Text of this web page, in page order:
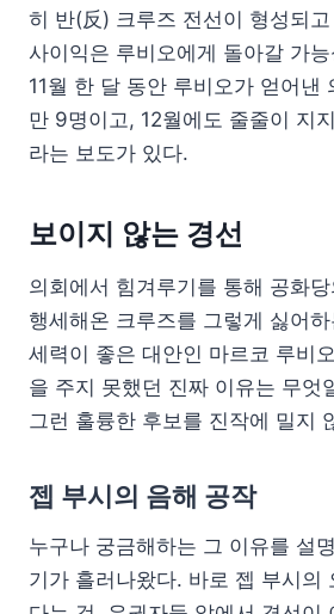
히 반(反) 크루즈 전선이 형성되
사이익은 루비오에게 돌아갈 가
11월 한 달 동안 루비오가 얻어낸
만 9명이고, 12월에도 줄줄이 지
라는 보도가 있다.
보이지 않는 경선
의회에서 힘겨루기를 통해 공화
행세해온 크루즈를 그렇게 싫어
세력이 좋은 대안인 마르코 루비
을 주지 못했던 진짜 이유는 무엇
그런 훌륭한 후보를 진작에 밀지
젭 부시의 음해 공작
누구나 궁금해하는 그 이유를 설
기가 흘러나왔다. 바로 젭 부시의